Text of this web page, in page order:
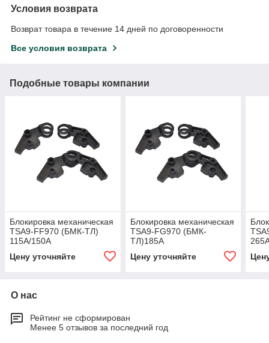
Условия возврата
Возврат товара в течение 14 дней по договоренности
Все условия возврата
Подобные товары компании
Блокировка механическая
TSA9-FF970 (БМК-ТЛ)
115А/150А
Цену уточняйте
Блокировка механическая
TSA9-FG970 (БМК-
ТЛ)185А
Цену уточняйте
О нас
Рейтинг не сформирован
Менее 5 отзывов за последний год